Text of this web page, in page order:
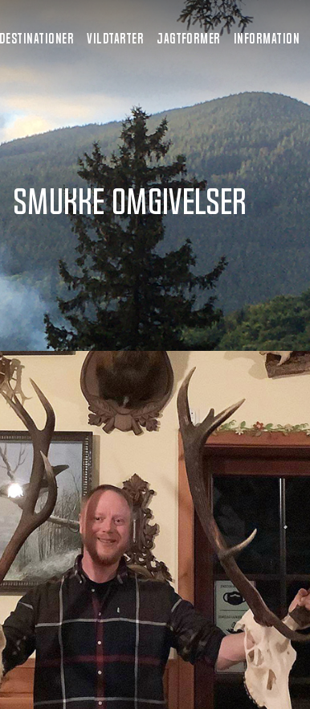
DESTINATIONER VILDTARTER JAGTFORMER INFORMATION
Smukke omgivelser